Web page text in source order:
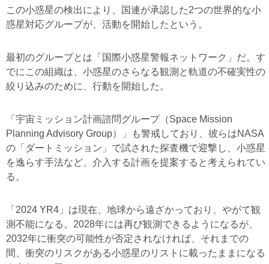
この小惑星の検出により、国連が承認した2つの世界的な小
惑星対応グループが、活動を開始したという。
最初のグループとは「国際小惑星警報ネットワーク」だ。す
でにこの組織は、小惑星のさらなる観測と軌道の不確実性の
絞り込みのために、行動を開始した。
「宇宙ミッション計画諮問グループ（Space Mission
Planning Advisory Group）」も警戒しており、彼らはNASA
の「ダートミッション」で試された探査機で迎撃し、小惑星
を逸らす手法など、介入する計画を提案すると考えられてい
る。
「2024 YR4」は現在、地球から遠ざかっており、やがて観
測不能になる。2028年には再び観測できるようになるが、
2032年に衝突の可能性が否定されなければ、それまでの
間、衝突のリスクがある小惑星のリストに載ったままになる